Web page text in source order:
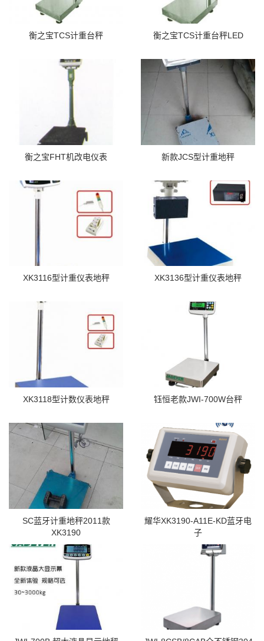
衡之宝TCS计重台秤 衡之宝TCS计重台秤LED
衡之宝FHT机改电仪表 新款JCS型计重地秤
XK3116型计重仪表地秤 XK3136型计重仪表地秤
XK3118型计数仪表地秤 钰恒老款JWI-700W台秤
SC蓝牙计重地秤2011款
XK3190
耀华XK3190-A11E-KD蓝牙电
子